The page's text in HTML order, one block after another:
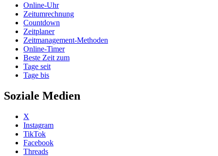
Online-Uhr
Zeitumrechnung
Countdown
Zeitplaner
Zeitmanagement-Methoden
Online-Timer
Beste Zeit zum
Tage seit
Tage bis
Soziale Medien
X
Instagram
TikTok
Facebook
Threads